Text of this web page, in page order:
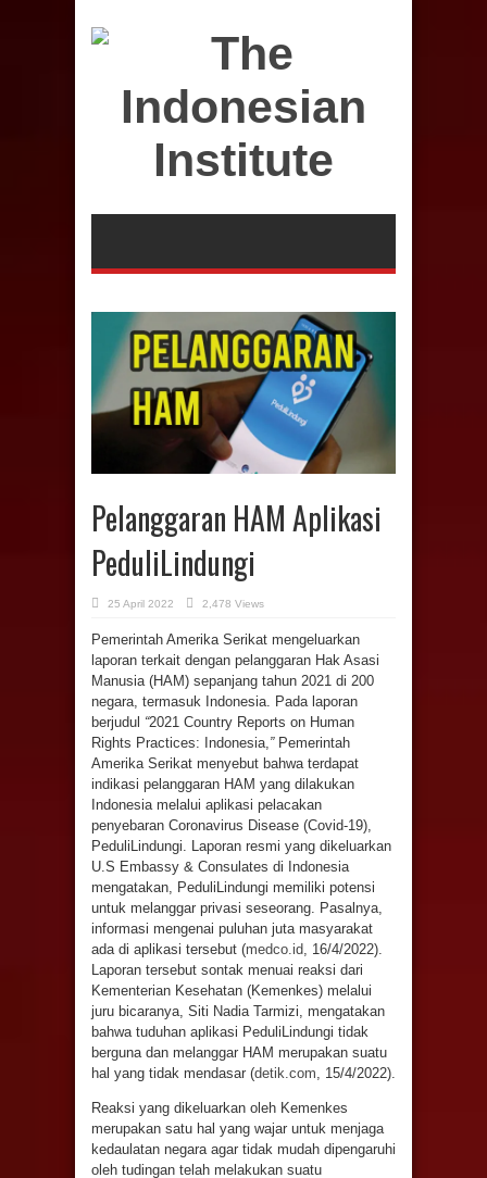
Pelanggaran HAM Aplikasi
PeduliLindungi
25 April 2022 2,478 Views
Pemerintah Amerika Serikat mengeluarkan
laporan terkait dengan pelanggaran Hak Asasi
Manusia (HAM) sepanjang tahun 2021 di 200
negara, termasuk Indonesia. Pada laporan
berjudul “2021 Country Reports on Human
Rights Practices: Indonesia,”Pemerintah
Amerika Serikat menyebut bahwa terdapat
indikasi pelanggaran HAM yang dilakukan
Indonesia melalui aplikasi pelacakan
penyebaran Coronavirus Disease (Covid-19),
PeduliLindungi. Laporan resmi yang dikeluarkan
U.S Embassy & Consulates di Indonesia
mengatakan, PeduliLindungi memiliki potensi
untuk melanggar privasi seseorang. Pasalnya,
informasi mengenai puluhan juta masyarakat
ada di aplikasi tersebut (medco.id, 16/4/2022).
Laporan tersebut sontak menuai reaksi dari
Kementerian Kesehatan (Kemenkes) melalui
juru bicaranya, Siti Nadia Tarmizi, mengatakan
bahwa tuduhan aplikasi PeduliLindungi tidak
berguna dan melanggar HAM merupakan suatu
hal yang tidak mendasar (detik.com, 15/4/2022).
Reaksi yang dikeluarkan oleh Kemenkes
merupakan satu hal yang wajar untuk menjaga
kedaulatan negara agar tidak mudah dipengaruhi
oleh tudingan telah melakukan suatu